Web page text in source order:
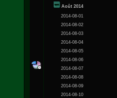
Août 2014
2014-08-01
2014-08-02
2014-08-03
2014-08-04
2014-08-05
2014-08-06
2014-08-07
2014-08-08
2014-08-09
2014-08-10